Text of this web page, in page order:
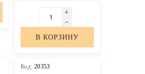
В КОРЗИНУ
Код: 20353